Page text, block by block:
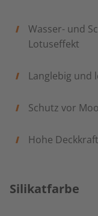
Wasser- und
Lotuseffekt
Langlebig und
Schutz vor
Hohe Deckkraft
Silikatfarbe